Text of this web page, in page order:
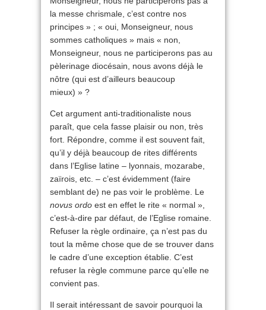
la messe chrismale, c’est contre nos
principes » ; « oui, Monseigneur, nous
sommes catholiques » mais « non,
Monseigneur, nous ne participerons pas au
pèlerinage diocésain, nous avons déjà le
nôtre (qui est d’ailleurs beaucoup
mieux) » ?
Cet argument anti-traditionaliste nous
paraît, que cela fasse plaisir ou non, très
fort. Répondre, comme il est souvent fait,
qu’il y déjà beaucoup de rites différents
dans l’Eglise latine – lyonnais, mozarabe,
zaïrois, etc. – c’est évidemment (faire
semblant de) ne pas voir le problème. Le
novus ordo est en effet le rite « normal »,
c’est-à-dire par défaut, de l’Eglise romaine.
Refuser la règle ordinaire, ça n’est pas du
tout la même chose que de se trouver dans
le cadre d’une exception établie. C’est
refuser la règle commune parce qu’elle ne
convient pas.
Il serait intéressant de savoir pourquoi la